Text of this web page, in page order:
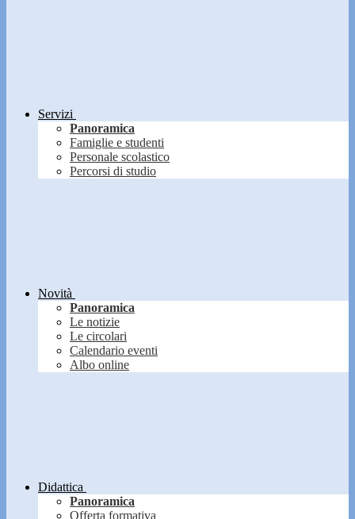
Servizi
Panoramica
Famiglie e studenti
Personale scolastico
Percorsi di studio
Novità
Panoramica
Le notizie
Le circolari
Calendario eventi
Albo online
Didattica
Panoramica
Offerta formativa